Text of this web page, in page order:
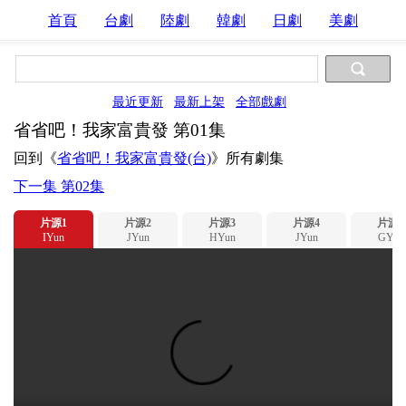
首頁 台劇 陸劇 韓劇 日劇 美劇
最近更新 最新上架 全部戲劇
省省吧！我家富貴發 第01集
回到《省省吧！我家富貴發(台)》所有劇集
下一集 第02集
片源1
IYun
片源2
JYun
片源3
HYun
片源4
JYun
片源5
GYun